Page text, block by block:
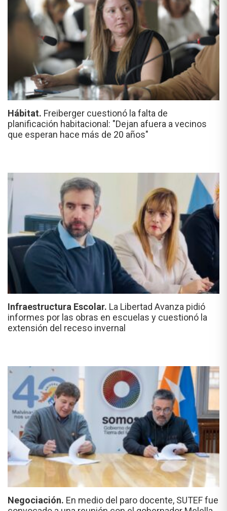
Hábitat. Freiberger cuestionó la falta de
planificación habitacional: "Dejan afuera a vecinos
que esperan hace más de 20 años"
Infraestructura Escolar. La Libertad Avanza pidió
informes por las obras en escuelas y cuestionó la
extensión del receso invernal
Negociación. En medio del paro docente, SUTEF fue